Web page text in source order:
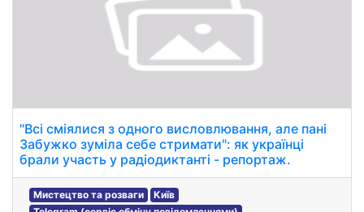
"Всі сміялися з одного висловлювання, але пані
Забужко зуміла себе стримати": як українці
брали участь у радіодиктанті - репортаж.
Мистецтво та розваги
Київ